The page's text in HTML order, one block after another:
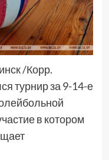
/Корр.
турнир за 9-14-е
в котором